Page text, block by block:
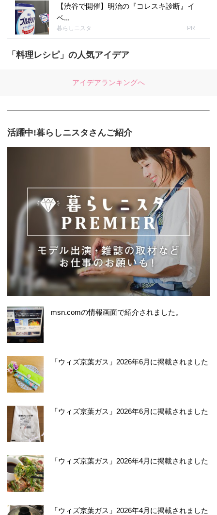
【渋谷で開催】明治の『コレスキ診断』イ
ベ...
暮らしニスタ PR
「料理レシピ」の人気アイデア
アイデアランキングへ
活躍中!暮らしニスタさんご紹介
msn.comの情報画面で紹介されました。
「ウィズ京葉ガス」2026年6月に掲載されました
「ウィズ京葉ガス」2026年6月に掲載されました
「ウィズ京葉ガス」2026年4月に掲載されました
「ウィズ京葉ガス」2026年4月に掲載されました